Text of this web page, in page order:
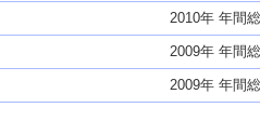
2010年 年間
2009年 年間
2009年 年間